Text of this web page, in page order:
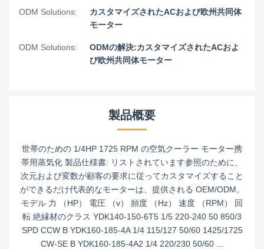
ODM Solutions:
カスタマイズされたACおよび欧州共同体
モーター
ODM Solutions:
ODMの解決:カスタマイズされたACおよ
び欧州共同体モーター
製品概要
世帯のための 1/4HP 1725 RPM の空気クーラー モーター携
帯用蒸気化 製品仕様書: リストされています参照のために、
次元および変数が顧客の要求に従ってカスタマイズすること
ができるだけ代表的なモーターは、提供される OEM/ODM。
モデル 力 （HP） 電圧 （v） 頻度 （Hz） 速度 （RPM） 回
転 絶縁材のクラス YDK140-150-6T5 1/5 220-240 50 850/3
SPD CCW B YDK160-185-4A 1/4 115/127 50/60 1425/1725
CW-SE B YDK160-185-4A2 1/4 220/230 50/60 ...